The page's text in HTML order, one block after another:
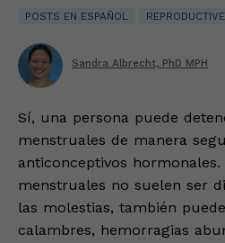
POSTS EN ESPAÑOL
Sandra Albrecht, PhD MPH
Sí, una persona puede
menstruales de manera
anticonceptivos
menstruales no suelen ser
las molestias, también
calambres, hemorragias